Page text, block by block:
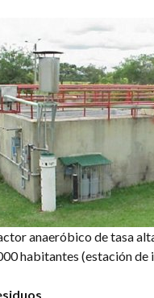
anaeróbico de tasa
habitantes (estación